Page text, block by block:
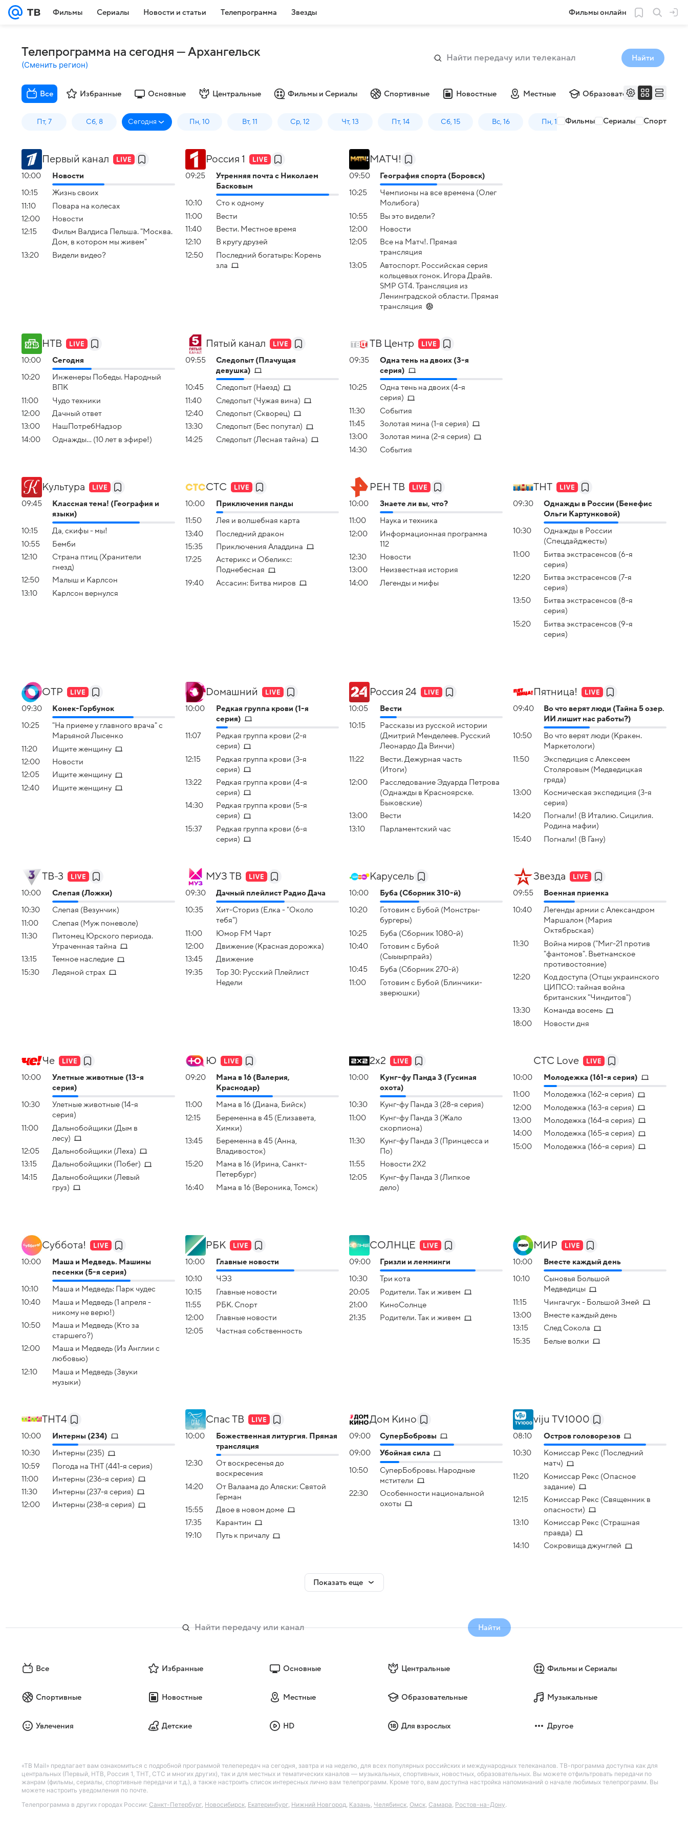
Фильмы Сериалы Новости и статьи Телепрограмма Звезды Фильмы онлайн
Телепрограмма на сегодня — Архангельск
(Сменить регион)
Найти
Все Избранные Основные Центральные Фильмы и Сериалы Спортивные Новостные Местные Образовательные
Пт, 7 Сб, 8 Сегодня Пн, 10 Вт, 11 Ср, 12 Чт, 13 Пт, 14 Сб, 15 Вс, 16 Пн, 17 Фильмы Сериалы Спорт
Первый канал
10:00 Новости
10:15
Жизнь своих
11:10
Повара на колесах
12:00
Новости
12:15
Фильм Валдиса Пельша. "Москва.
Дом, в котором мы живем"
13:20
Видели видео?
Россия 1
09:25
Утренняя почта с Николаем
Басковым
10:10
Сто к одному
11:00
Вести
11:40
Вести. Местное время
12:10
В кругу друзей
12:50
Последний богатырь: Корень
зла
МАТЧ!
09:50 География спорта (Боровск)
10:25
Чемпионы на все времена (Олег
Молибога)
10:55
Вы это видели?
12:00
Новости
12:05
Все на Матч!. Прямая
трансляция
13:05
Автоспорт. Российская серия
кольцевых гонок. Игора Драйв.
SMP GT4. Трансляция из
Ленинградской области. Прямая
трансляция
НТВ
10:00 Сегодня
10:20
Инженеры Победы. Народный
ВПК
11:00
Чудо техники
12:00
Дачный ответ
13:00
НашПотребНадзор
14:00
Однажды... (10 лет в эфире!)
Пятый канал
09:55
Следопыт (Плачущая
девушка)
10:45
Следопыт (Наезд)
11:40
Следопыт (Чужая вина)
12:40
Следопыт (Скворец)
13:30
Следопыт (Бес попутал)
14:25
Следопыт (Лесная тайна)
ТВ Центр
09:35
Одна тень на двоих (3-я
серия)
10:25
Одна тень на двоих (4-я
серия)
11:30
События
11:45
Золотая мина (1-я серия)
13:00
Золотая мина (2-я серия)
14:30
События
Культура
09:45
Классная тема! (География и
языки)
10:15
Да, скифы - мы!
10:55
Бемби
12:10
Страна птиц (Хранители
гнезд)
12:50
Малыш и Карлсон
13:10
Карлсон вернулся
СТС
10:00 Приключения панды
11:50
Лея и волшебная карта
13:40
Последний дракон
15:35
Приключения Аладдина
17:25
Астерикс и Обеликс:
Поднебесная
19:40
Ассасин: Битва миров
РЕН ТВ
10:00 Знаете ли вы, что?
11:00
Наука и техника
12:00
Инфоpмационная программa
112
12:30
Новости
13:00
Неизвестная история
14:00
Легенды и мифы
ТНТ
09:30
Однажды в России (Бенефис
Ольги Картунковой)
10:30
Однажды в России
(Спецдайджесты)
11:00
Битва экстраceнсов (6-я
серия)
12:20
Битва экстраceнсов (7-я
серия)
13:50
Битва экстраceнсов (8-я
серия)
15:20
Битва экстраceнсов (9-я
серия)
ОТР
09:30 Конек-Горбунок
10:25
"На приеме у главного врача" с
Марьяной Лысенко
11:20
Ищите женщину
12:00
Новости
12:05
Ищите женщину
12:40
Ищите женщину
Dомашний
10:00
Pедкая грyппа крови (1-я
серия)
11:07
Pедкая грyппа крови (2-я
серия)
12:15
Pедкая грyппа крови (3-я
серия)
13:22
Pедкая грyппа крови (4-я
серия)
14:30
Pедкая грyппа крови (5-я
серия)
15:37
Pедкая грyппа крови (6-я
серия)
Россия 24
10:05 Вести
10:15
Рассказы из русской истории
(Дмитрий Менделеев. Русский
Леонардо Да Винчи)
11:22
Вести. Дежурная часть
(Итоги)
12:00
Расследование Эдуарда Петрова
(Однажды в Красноярске.
Быковские)
13:00
Вести
13:10
Парламентский час
Пятница!
09:40
Во что верят люди (Тайна 5 озер.
ИИ лишит нас работы?)
10:50
Во что верят люди (Кракен.
Маркетологи)
11:50
Экспeдиция с Алексeем
Столяровым (Медведицкая
гряда)
13:00
Космическая экспедиция (3-я
серия)
14:20
Погнали! (В Италию. Сицилия.
Родина мафии)
15:40
Погнали! (В Гану)
ТВ-3
10:00 Слепая (Ложки)
10:30
Слепая (Везунчик)
11:00
Слепая (Муж поневоле)
11:30
Питомец Юрского периода.
Утраченная тайна
13:15
Темное наследие
15:30
Ледяной страх
МУЗ ТВ
09:30 Дачный плейлист Радио Дача
10:35
Хит-Сториз (Елка - "Около
тебя")
11:00
Юмор FM Чарт
12:00
Движение (Красная дорожка)
13:45
Движение
19:35
Top 30: Русский Плейлист
Недели
Карусель
10:00 Буба (Сборник 310-й)
10:20
Готовим с Бубой (Монстры-
бургеры)
10:25
Буба (Сборник 1080-й)
10:40
Готовим с Бубой
(Сыыырпрайз)
10:45
Буба (Сборник 270-й)
11:00
Готовим с Бубой (Блинчики-
зверюшки)
Звезда
09:55 Военная приемка
10:40
Легенды армии с Александром
Маршалом (Мария
Октябрьская)
11:30
Война миров ("Миг-21 против
"фантомов". Вьетнамское
противостояние)
12:20
Код доступа (Отцы украинского
ЦИПСО: тайная война
британских "Чиндитов")
13:30
Команда восемь
18:00
Новости дня
Че
10:00
Улетные животные (13-я
серия)
10:30
Улетные животные (14-я
серия)
11:00
Дальнобойщики (Дым в
лесу)
12:05
Дальнобойщики (Леха)
13:15
Дальнобойщики (Побег)
14:15
Дальнобойщики (Левый
груз)
Ю
09:20
Мама в 16 (Валерия,
Краснодар)
11:00
Мама в 16 (Диана, Бийск)
12:15
Беременна в 45 (Елизавета,
Химки)
13:45
Беременна в 45 (Анна,
Владивосток)
15:20
Мама в 16 (Ирина, Санкт-
Петербург)
16:40
Мама в 16 (Вероника, Томск)
2x2
10:00
Кунг-фу Панда 3 (Гусиная
охота)
10:30
Кунг-фу Панда 3 (28-я серия)
11:00
Кунг-фу Панда 3 (Жало
скорпиона)
11:30
Кунг-фу Панда 3 (Принцесса и
По)
11:55
Новости 2Х2
12:05
Кунг-фу Панда 3 (Липкое
дело)
СТС Love
10:00 Молодежка (161-я серия)
11:00
Молодежка (162-я серия)
12:00
Молодежка (163-я серия)
13:00
Молодежка (164-я серия)
14:00
Молодежка (165-я серия)
15:00
Молодежка (166-я серия)
Суббота!
10:00
Маша и Медведь. Машины
песенки (5-я серия)
10:10
Маша и Медведь: Парк чудес
10:40
Маша и Медведь (1 апреля -
никому не верю!)
10:50
Маша и Медведь (Кто за
старшего?)
12:00
Маша и Медведь (Из Англии с
любовью)
12:10
Маша и Медведь (Звуки
музыки)
РБК
10:00 Главные новости
10:10
ЧЭЗ
10:15
Главные новости
11:55
РБК. Спорт
12:00
Главные новости
12:05
Частная собственность
СОЛНЦЕ
09:00 Гризли и лемминги
10:30
Три кота
20:05
Родители. Так и живем
21:00
КиноСолнце
21:35
Родители. Так и живем
МИР
10:00 Вместе каждый день
10:10
Сыновья Большой
Медведицы
11:15
Чингачгук - Большой Змей
13:00
Вместе каждый день
13:15
След Сокола
15:35
Белые волки
ТНТ4
10:00 Интерны (234)
10:30
Интерны (235)
10:59
Погода на ТНТ (441-я серия)
11:00
Интерны (236-я серия)
11:30
Интерны (237-я серия)
12:00
Интерны (238-я серия)
Спас ТВ
10:00
Божествeнная литyргия. Прямая
трансляция
12:30
От воскресенья до
воскресения
14:20
От Валаама до Аляски: Святой
Герман
15:55
Двое в новом доме
17:35
Карантин
19:10
Путь к причалу
Дом Кино
09:00 СуперБобровы
09:00 Убойная сила
10:50
СуперБобровы. Народные
мстители
22:30
Особенности национальной
охоты
viju TV1000
08:10 Остров головорезов
10:30
Комиссар Рекс (Последний
матч)
11:20
Комиссар Рекс (Опасное
задание)
12:15
Комиссар Рекс (Священник в
опасности)
13:10
Комиссар Рекс (Страшная
правда)
14:10
Сокровища джунглей
Показать еще
Найти
Все Избранные Основные Центральные Фильмы и Сериалы
Спортивные Новостные Местные Образовательные Музыкальные
Увлечения Детские HD Для взрослых Другое
«ТВ Mail» предлагает вам ознакомиться с подробной программой телепередач на сегодня, завтра и на неделю, для всех популярных российских и международных телеканалов. ТВ-программа доступна как для
центральных (Первый, НТВ, Россия 1, ТНТ, СТС и многих других), так и для местных и тематических каналов — музыкальных, спортивных, новостных, образовательных. Вы можете отфильтровать передачи по
жанрам (фильмы, сериалы, спортивные передачи и т.д.), а также настроить список интересных лично вам телепрограмм. Кроме того, вам доступна настройка напоминаний о начале любимых телепрограмм. Вы
можете настроить уведомления по почте.
Телепрограмма в других городах России: Санкт-Петербург Новосибирск Екатеринбург Нижний Новгород Казань Челябинск Омск Самара Ростов-на-Дону.